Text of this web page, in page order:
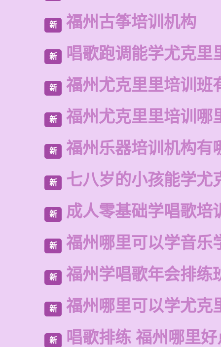
新 福州古筝培训机构
新 唱歌跑调能学尤克里
新 福州尤克里里培训班
新 福州尤克里里培训哪
新 福州乐器培训机构有
新 七八岁的小孩能学尤
新 成人零基础学唱歌培
新 福州哪里可以学音乐
新 福州学唱歌年会排练
新 福州哪里可以学尤克
新 唱歌排练 福州哪里